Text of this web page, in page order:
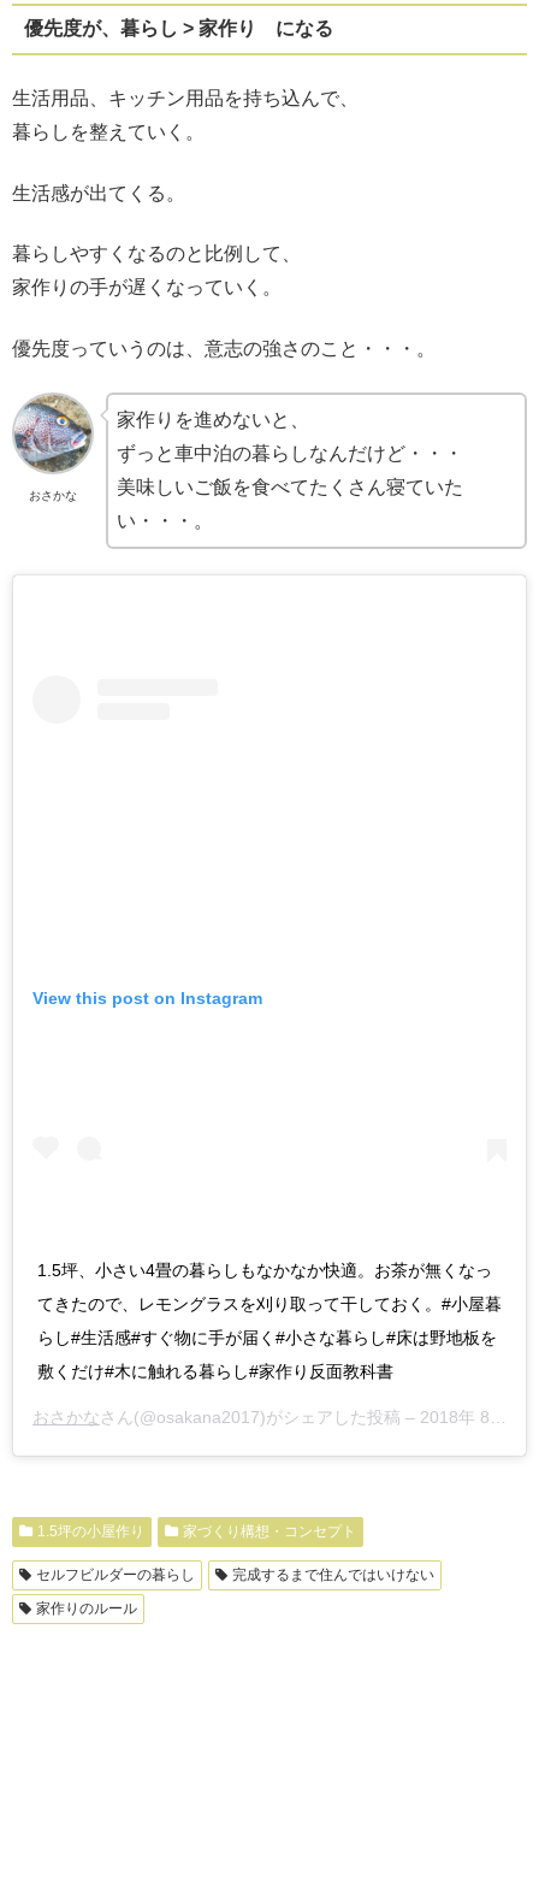
優先度が、暮らし > 家作り になる
生活用品、キッチン用品を持ち込んで、
暮らしを整えていく。
生活感が出てくる。
暮らしやすくなるのと比例して、
家作りの手が遅くなっていく。
優先度っていうのは、意志の強さのこと・・・。
おさかな
家作りを進めないと、
ずっと車中泊の暮らしなんだけど・・・
美味しいご飯を食べてたくさん寝ていた
い・・・。
View this post on Instagram
1.5坪、小さい4畳の暮らしもなかなか快適。お茶が無くなっ
てきたので、レモングラスを刈り取って干しておく。#小屋暮
らし#生活感#すぐ物に手が届く#小さな暮らし#床は野地板を
敷くだけ#木に触れる暮らし#家作り反面教科書
おさかなさん(@osakana2017)がシェアした投稿 – 2018年 8月月14日午前3時17分PDT
1.5坪の小屋作り 家づくり構想・コンセプト
セルフビルダーの暮らし
完成するまで住んではいけない
家作りのルール